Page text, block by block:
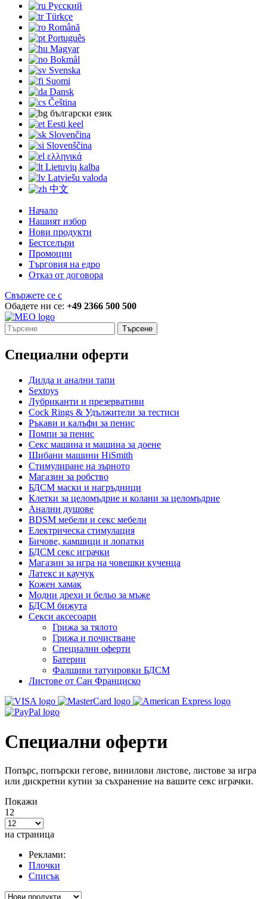
Русский
Türkçe
Română
Português
Magyar
Bokmål
Svenska
Suomi
Dansk
Čeština
български език
Eesti keel
Slovenčina
Slovenščina
ελληνικά
Lietuvių kalba
Latviešu valoda
中文
Начало
Нашият избор
Нови продукти
Бестселъри
Промоции
Търговия на едро
Отказ от договора
Свържете се с
Обадете ни се: +49 2366 500 500
Търсене
Специални оферти
Дилда и анални тапи
Sextoys
Лубриканти и презервативи
Cock Rings & Удължители за тестиси
Ръкави и калъфи за пенис
Помпи за пенис
Секс машина и машина за доене
Шибани машини HiSmith
Стимулиране на зърното
Магазин за робство
БДСМ маски и нагръдници
Клетки за целомъдрие и колани за целомъдрие
Анални душове
BDSM мебели и секс мебели
Електрическа стимулация
Бичове, камшици и лопатки
БДСМ секс играчки
Магазин за игра на човешки кученца
Латекс и каучук
Кожен хамак
Модни дрехи и бельо за мъже
БДСМ бижута
Секси аксесоари
Грижа за тялото
Грижа и почистване
Специални оферти
Батерии
Фалшиви татуировки БДСМ
Листове от Сан Франциско
Специални оферти
Попърс, попърски гегове, винилови листове, листове за игра
или дискретни кутии за съхранение на вашите секс играчки.
Покажи
12
на страница
Реклами:
Плочки
Списък